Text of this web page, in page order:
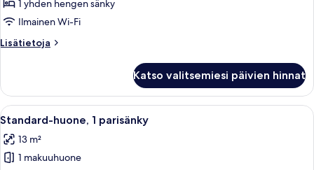
1 yhden hengen sänky
Ilmainen Wi-Fi
Lisätietoja
Lisätietoja
Katso valitsemiesi päivien hinnat
Avaa
kaikki
huonetyypin
Standard-
Hotellihuone, jossa on sänky,
4
Standard-huone, 1 parisänky
13 m²
1 makuuhuone